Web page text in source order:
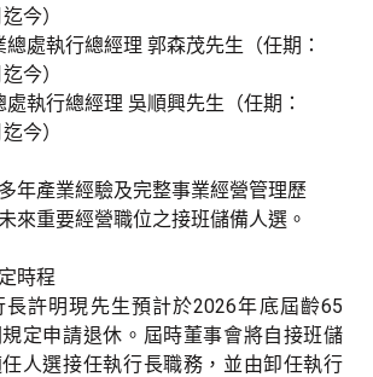
今）
處執行總經理 郭森茂先生（任期：
今）
處執行總經理 吳順興先生（任期：
今）
年產業經驗及完整事業經營管理歷
來重要經營職位之接班儲備人選。
時程
長許明現先生預計於2026年底屆齡65
定申請退休。屆時董事會將自接班儲
人選接任執行長職務，並由卸任執行